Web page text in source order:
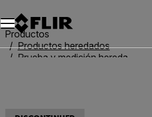
Productos
Productos heredados
Prueba y medición heredadas